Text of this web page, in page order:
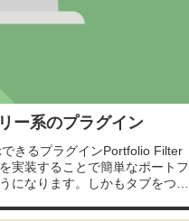
ー系のプラグイン
きるプラグインPortfolio Filter
実装することで簡単なポートフ
になります。しかもタブをつけ